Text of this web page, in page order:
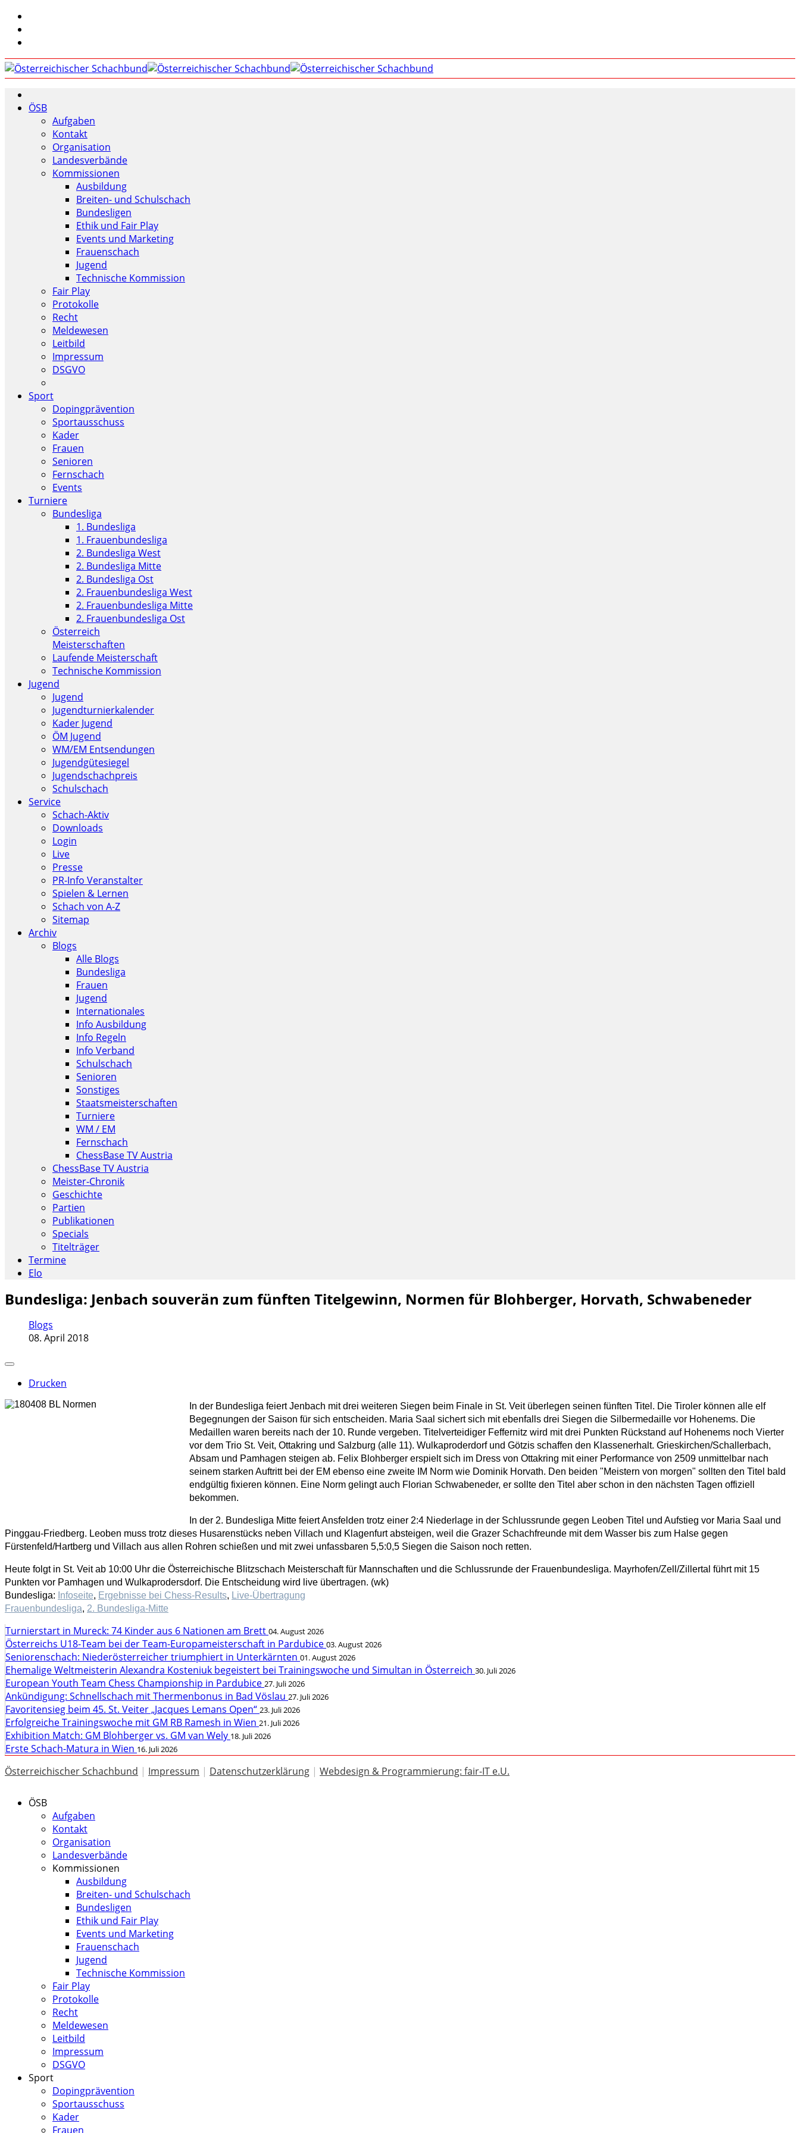
ÖSB
Aufgaben
Kontakt
Organisation
Landesverbände
Kommissionen
Ausbildung
Breiten- und Schulschach
Bundesligen
Ethik und Fair Play
Events und Marketing
Frauenschach
Jugend
Technische Kommission
Fair Play
Protokolle
Recht
Meldewesen
Leitbild
Impressum
DSGVO
Sport
Dopingprävention
Sportausschuss
Kader
Frauen
Senioren
Fernschach
Events
Turniere
Bundesliga
1. Bundesliga
1. Frauenbundesliga
2. Bundesliga West
2. Bundesliga Mitte
2. Bundesliga Ost
2. Frauenbundesliga West
2. Frauenbundesliga Mitte
2. Frauenbundesliga Ost
Österreich
Meisterschaften
Laufende Meisterschaft
Technische Kommission
Jugend
Jugend
Jugendturnierkalender
Kader Jugend
ÖM Jugend
WM/EM Entsendungen
Jugendgütesiegel
Jugendschachpreis
Schulschach
Service
Schach-Aktiv
Downloads
Login
Live
Presse
PR-Info Veranstalter
Spielen & Lernen
Schach von A-Z
Sitemap
Archiv
Blogs
Alle Blogs
Bundesliga
Frauen
Jugend
Internationales
Info Ausbildung
Info Regeln
Info Verband
Schulschach
Senioren
Sonstiges
Staatsmeisterschaften
Turniere
WM / EM
Fernschach
ChessBase TV Austria
ChessBase TV Austria
Meister-Chronik
Geschichte
Partien
Publikationen
Specials
Titelträger
Termine
Elo
Bundesliga: Jenbach souverän zum fünften Titelgewinn, Normen für Blohberger, Horvath, Schwabeneder
Blogs
08. April 2018
Drucken
In der Bundesliga feiert Jenbach mit drei weiteren Siegen beim Finale in St. Veit überlegen seinen fünften Titel. Die Tiroler können alle elf
Begegnungen der Saison für sich entscheiden. Maria Saal sichert sich mit ebenfalls drei Siegen die Silbermedaille vor Hohenems. Die
Medaillen waren bereits nach der 10. Runde vergeben. Titelverteidiger Feffernitz wird mit drei Punkten Rückstand auf Hohenems noch Vierter
vor dem Trio St. Veit, Ottakring und Salzburg (alle 11). Wulkaproderdorf und Götzis schaffen den Klassenerhalt. Grieskirchen/Schallerbach,
Absam und Pamhagen steigen ab. Felix Blohberger erspielt sich im Dress von Ottakring mit einer Performance von 2509 unmittelbar nach
seinem starken Auftritt bei der EM ebenso eine zweite IM Norm wie Dominik Horvath. Den beiden "Meistern von morgen" sollten den Titel bald
endgültig fixieren können. Eine Norm gelingt auch Florian Schwabeneder, er sollte den Titel aber schon in den nächsten Tagen offiziell
bekommen.
In der 2. Bundesliga Mitte feiert Ansfelden trotz einer 2:4 Niederlage in der Schlussrunde gegen Leoben Titel und Aufstieg vor Maria Saal und
Pinggau-Friedberg. Leoben muss trotz dieses Husarenstücks neben Villach und Klagenfurt absteigen, weil die Grazer Schachfreunde mit dem Wasser bis zum Halse gegen
Fürstenfeld/Hartberg und Villach aus allen Rohren schießen und mit zwei unfassbaren 5,5:0,5 Siegen die Saison noch retten.
Heute folgt in St. Veit ab 10:00 Uhr die Österreichische Blitzschach Meisterschaft für Mannschaften und die Schlussrunde der Frauenbundesliga. Mayrhofen/Zell/Zillertal führt mit 15
Punkten vor Pamhagen und Wulkaprodersdorf. Die Entscheidung wird live übertragen. (wk)
Bundesliga: Infoseite, Ergebnisse bei Chess-Results, Live-Übertragung
Frauenbundesliga, 2. Bundesliga-Mitte
Turnierstart in Mureck: 74 Kinder aus 6 Nationen am Brett 04. August 2026
Österreichs U18-Team bei der Team-Europameisterschaft in Pardubice 03. August 2026
Seniorenschach: Niederösterreicher triumphiert in Unterkärnten 01. August 2026
Ehemalige Weltmeisterin Alexandra Kosteniuk begeistert bei Trainingswoche und Simultan in Österreich 30. Juli 2026
European Youth Team Chess Championship in Pardubice 27. Juli 2026
Ankündigung: Schnellschach mit Thermenbonus in Bad Vöslau 27. Juli 2026
Favoritensieg beim 45. St. Veiter „Jacques Lemans Open“ 23. Juli 2026
Erfolgreiche Trainingswoche mit GM RB Ramesh in Wien 21. Juli 2026
Exhibition Match: GM Blohberger vs. GM van Wely 18. Juli 2026
Erste Schach-Matura in Wien 16. Juli 2026
Österreichischer Schachbund | Impressum | Datenschutzerklärung | Webdesign & Programmierung: fair-IT e.U.
ÖSB
Aufgaben
Kontakt
Organisation
Landesverbände
Kommissionen
Ausbildung
Breiten- und Schulschach
Bundesligen
Ethik und Fair Play
Events und Marketing
Frauenschach
Jugend
Technische Kommission
Fair Play
Protokolle
Recht
Meldewesen
Leitbild
Impressum
DSGVO
Sport
Dopingprävention
Sportausschuss
Kader
Frauen